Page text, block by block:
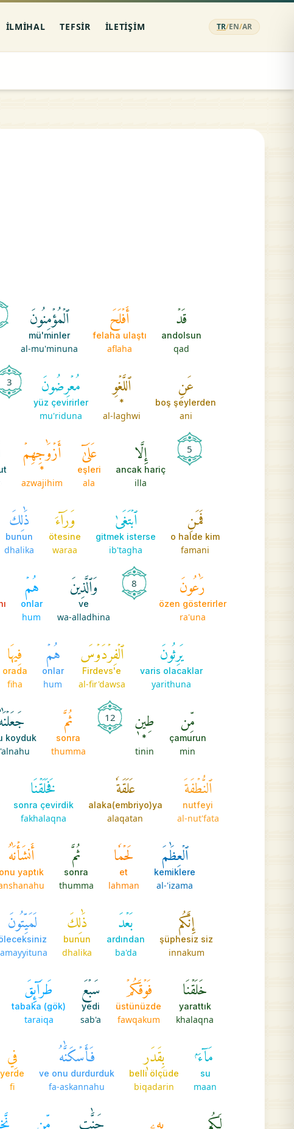
İLMIHAL TEFSIR İLETIŞIM TR/EN/AR
قَدۡ
andolsun
qad
أَفۡلَحَ
felaha ulaştı
aflaha
ٱلۡمُؤۡمِنُونَ
mü'minler
al-mu'minuna
عَنِ
boş şeylerden
ani
ٱللَّغۡوِ
*
al-laghwi
مُعۡرِضُونَ
yüz çevirirler
mu'riduna
3
5 إِلَّا
ancak hariç
illa
عَلَىٰٓ
eşleri
ala
أَزۡوَٰجِهِمۡ
*
azwajihim
فَمَنِ
o halde kim
famani
ٱبۡتَغَىٰ
gitmek isterse
ib'tagha
وَرَآءَ
ötesine
waraa
ذَٰلِكَ
bunun
dhalika
رَٰعُونَ
özen gösterirler
ra'una
8 وَٱلَّذِينَ
ve
wa-alladhina
هُمۡ
onlar
hum
يَرِثُونَ
varis olacaklar
yarithuna
ٱلۡفِرۡدَوۡسَ
Firdevs'e
al-fir'dawsa
هُمۡ
onlar
hum
فِيهَا
orada
fiha
مِّن
çamurun
min
طِينٖ
*
tinin
12 ثُمَّ
sonra
thumma
koyduk
ٱلنُّطۡفَةَ
nutfeyi
al-nut'fata
عَلَقَةٗ
alaka(embriyo)ya
alaqatan
فَخَلَقۡنَا
sonra çevirdik
fakhalaqna
ٱلۡعِظَٰمَ
kemiklere
al-'izama
لَحۡمٗا
et
lahman
ثُمَّ
sonra
thumma
أَنشَأۡنَٰهُ
onu yaptık
إِنَّكُم
şüphesiz siz
innakum
بَعۡدَ
ardından
ba'da
ذَٰلِكَ
bunun
dhalika
لَمَيِّتُونَ
خَلَقۡنَا
yarattık
khalaqna
فَوۡقَكُمۡ
üstünüzde
fawqakum
سَبۡعَ
yedi
sab'a
طَرَآئِقَ
tabaka (gök)
taraiqa
مَآءَۢ
su
maan
بِقَدَرٖ
belli ölçüde
biqadarin
فَأَسۡكَنَّٰهُ
ve onu durdurduk
fa-askannahu
فِي
yerde
fi
لَكُم بِهِۦ جَنَّٰتٖ مِّن